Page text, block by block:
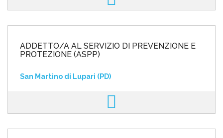
ADDETTO/A AL SERVIZIO DI PREVENZIONE E
PROTEZIONE (ASPP)
San Martino di Lupari (PD)